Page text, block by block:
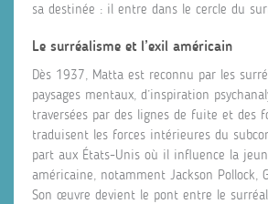
sa destinée : il entre dans le cercle du
Le surréalisme et l’exil américain
Dès 1937, Matta est reconnu par les
paysages mentaux, d’inspiration
traversées par des lignes de fuite et des
traduisent les forces intérieures du
part aux États-Unis où il influence la
américaine, notamment Jackson Pollock,
Son œuvre devient le pont entre le